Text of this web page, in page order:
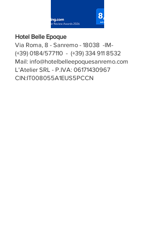
Hotel Belle Epoque
Via Roma, 8 - Sanremo - 18038 -IM-
(+39) 0184/577110 - (+39) 334 911 8532
Mail: info@hotelbelleepoquesanremo.com
L'Atelier SRL - P.IVA: 06171430967
CIN:IT008055A1EUS5PCCN